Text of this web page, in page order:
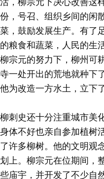
，柳宗元下决心改善这
，号召、组织乡间的闲
，鼓励发展生产。有了
粮食和蔬菜，人民的生
宗元的努力下，柳州可
一处开出的荒地就种下
为改造一方水土，立下
史还十分注重城市美
体不好也亲自参加植树
许多柳树。他的文明观
上。柳宗元在位期间，
庙宇，并开发了不少自